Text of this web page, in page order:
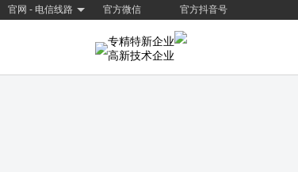
官网 - 电信线路 官方微信 官方抖音号
专精特新企业
高新技术企业